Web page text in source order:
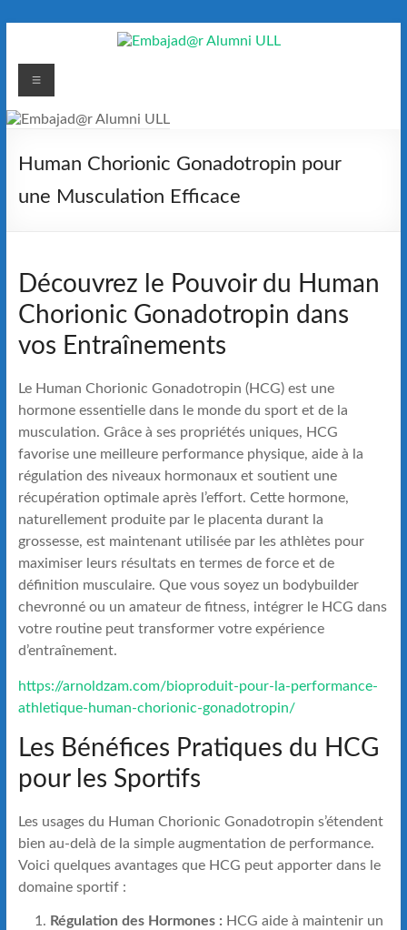
contenido
Embajad@r
Alumni
Espacio
de
Menú
Human Chorionic Gonadotropin pour
une Musculation Efficace
Découvrez le Pouvoir du Human
Chorionic Gonadotropin dans
vos Entraînements
Le Human Chorionic Gonadotropin (HCG) est une
hormone essentielle dans le monde du sport et de la
musculation. Grâce à ses propriétés uniques, HCG
favorise une meilleure performance physique, aide à la
régulation des niveaux hormonaux et soutient une
récupération optimale après l’effort. Cette hormone,
naturellement produite par le placenta durant la
grossesse, est maintenant utilisée par les athlètes pour
maximiser leurs résultats en termes de force et de
définition musculaire. Que vous soyez un bodybuilder
chevronné ou un amateur de fitness, intégrer le HCG dans
votre routine peut transformer votre expérience
d’entraînement.
https://arnoldzam.com/bioproduit-pour-la-performance-
athletique-human-chorionic-gonadotropin/
Les Bénéfices Pratiques du HCG
pour les Sportifs
Les usages du Human Chorionic Gonadotropin s’étendent
bien au-delà de la simple augmentation de performance.
Voici quelques avantages que HCG peut apporter dans le
domaine sportif :
Régulation des Hormones : HCG aide à maintenir un